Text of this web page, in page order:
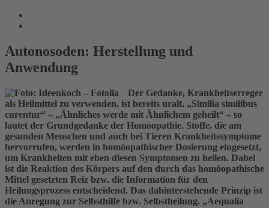
Autonosoden: Herstellung und
Anwendung
Der Gedanke, Krankheitserreger
als Heilmittel zu verwenden, ist bereits uralt. „Similia similibus
curentur“ – „Ähnliches werde mit Ähnlichem geheilt“ – so
lautet der Grundgedanke der Homöopathie. Stoffe, die am
gesunden Menschen und auch bei Tieren Krankheitssymptome
hervorrufen, werden in homöopathischer Dosierung eingesetzt,
um Krankheiten mit eben diesen Symptomen zu heilen. Dabei
ist die Reaktion des Körpers auf den durch das homöopathische
Mittel gesetzten Reiz bzw. die Information für den
Heilungsprozess entscheidend. Das dahinterstehende Prinzip ist
die Anregung zur Selbsthilfe bzw. Selbstheilung. „Aequalia